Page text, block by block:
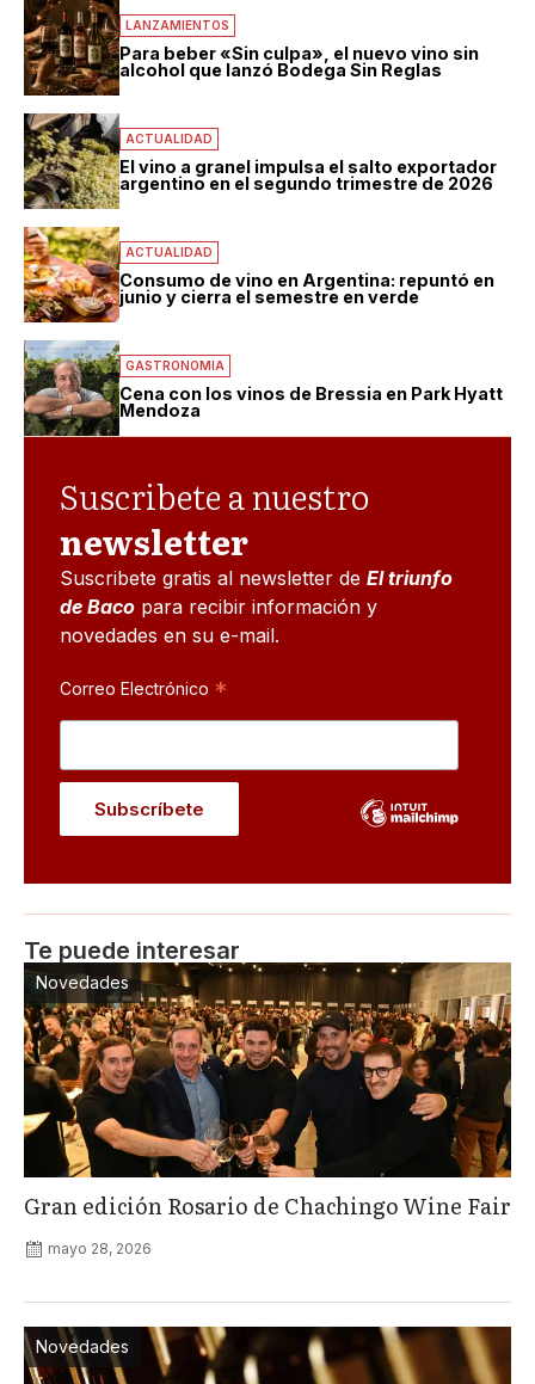
LANZAMIENTOS
Para beber «Sin culpa», el nuevo vino sin
alcohol que lanzó Bodega Sin Reglas
ACTUALIDAD
El vino a granel impulsa el salto exportador
argentino en el segundo trimestre de 2026
ACTUALIDAD
Consumo de vino en Argentina: repuntó en
junio y cierra el semestre en verde
GASTRONOMIA
Cena con los vinos de Bressia en Park Hyatt
Mendoza
Suscribete a nuestro
newsletter
Suscribete gratis al newsletter de El triunfo
de Baco para recibir información y
novedades en su e-mail.
Correo Electrónico *
Te puede interesar
Novedades
Gran edición Rosario de Chachingo Wine Fair
mayo 28, 2026
Novedades